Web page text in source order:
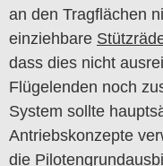
an den Tragflächen
einziehbare
dass dies nicht
Flügelenden noch
System sollte
Antriebskonzepte
die